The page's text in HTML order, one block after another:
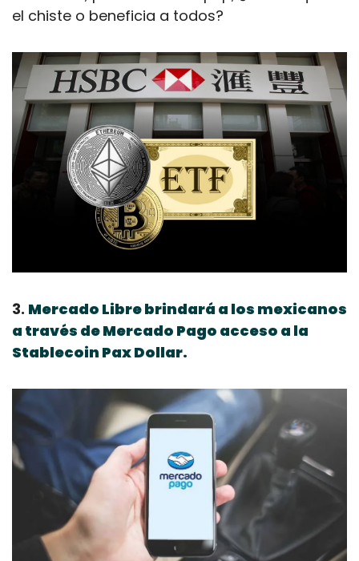
el chiste o beneficia a todos?
3. Mercado Libre brindará a los mexicanos
a través de Mercado Pago acceso a la
Stablecoin Pax Dollar.